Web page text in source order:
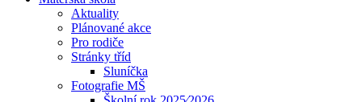
Aktuality
Plánované akce
Pro rodiče
Stránky tříd
Sluníčka
Fotografie MŠ